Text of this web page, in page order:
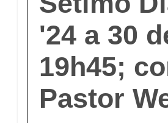
'24 a 30
19h45;
Pastor